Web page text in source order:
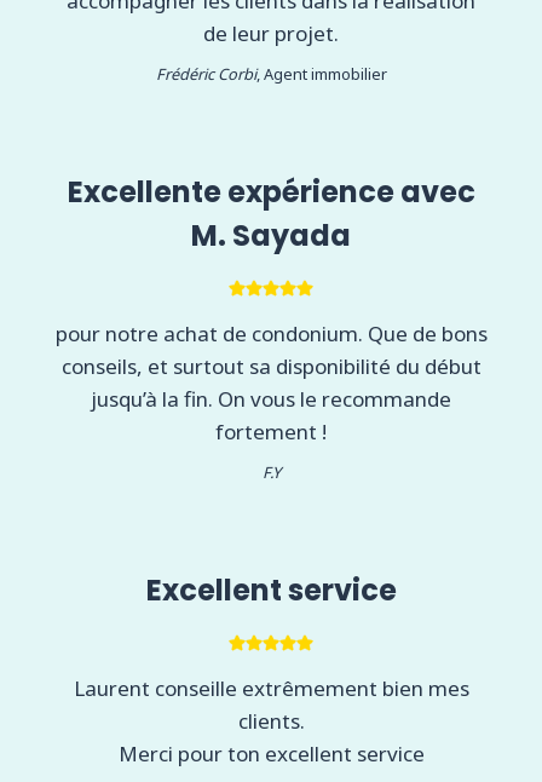
de leur projet.
Frédéric Corbi, Agent immobilier
Excellente expérience avec
M. Sayada
pour notre achat de condonium. Que de bons
conseils, et surtout sa disponibilité du début
jusqu’à la fin. On vous le recommande
fortement !
F.Y
Excellent service
Laurent conseille extrêmement bien mes
clients.
Merci pour ton excellent service